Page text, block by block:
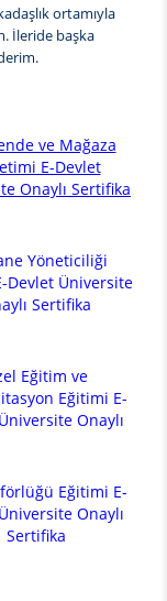
ortamıyla
İleride başka
ve Mağaza
E-Devlet
Onaylı Sertifika
Yöneticiliği
Devlet Üniversite
Sertifika
Eğitim ve
Eğitimi E-
Onaylı
Eğitimi E-
Onaylı
Sertifika